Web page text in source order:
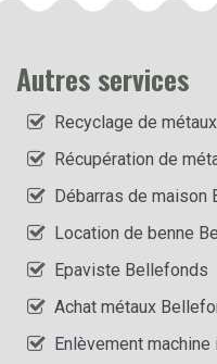
Autres services
Recyclage de
Récupération de
Débarras de maison
Location de benne
Epaviste Bellefonds
Achat métaux
Enlèvement